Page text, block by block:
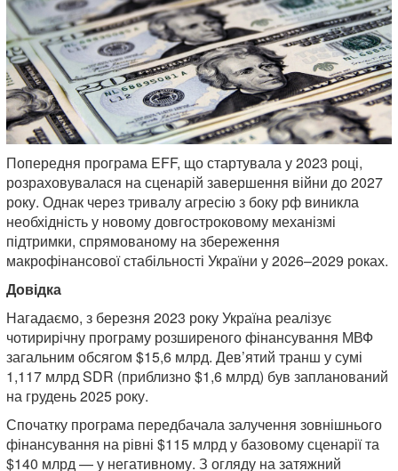
Попередня програма EFF, що стартувала у 2023 році,
розраховувалася на сценарій завершення війни до 2027
року. Однак через тривалу агресію з боку рф виникла
необхідність у новому довгостроковому механізмі
підтримки, спрямованому на збереження
макрофінансової стабільності України у 2026–2029 роках.
Довідка
Нагадаємо, з березня 2023 року Україна реалізує
чотирирічну програму розширеного фінансування МВФ
загальним обсягом $15,6 млрд. Дев’ятий транш у сумі
1,117 млрд SDR (приблизно $1,6 млрд) був запланований
на грудень 2025 року.
Спочатку програма передбачала залучення зовнішнього
фінансування на рівні $115 млрд у базовому сценарії та
$140 млрд — у негативному. З огляду на затяжний